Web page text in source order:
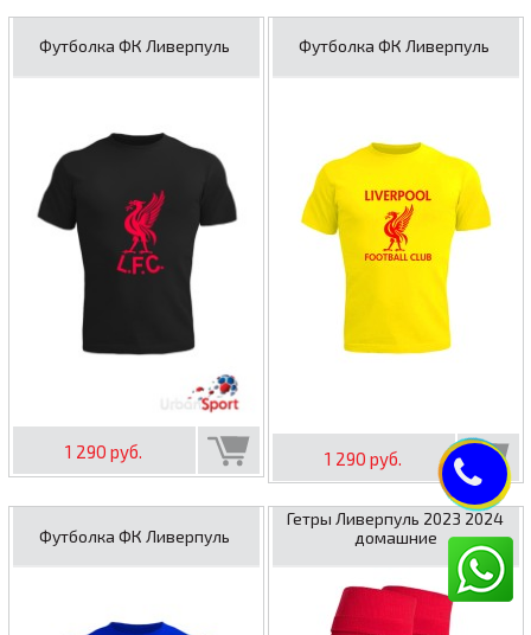
Футболка ФК Ливерпуль
1 290 руб.
Футболка ФК Ливерпуль
1 290 руб.
Футболка ФК Ливерпуль
Гетры Ливерпуль 2023 2024
домашние